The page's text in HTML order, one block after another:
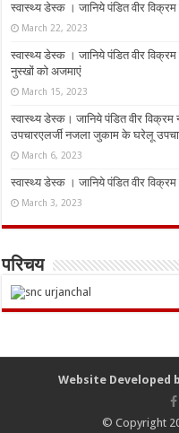
स्वास्थ्य डेस्क । जानिये पंडित वीर
March 22, 2023
स्वास्थ्य डेस्क । जानिये पंडित वीर
नुस्‍खों को अजमाएं
March 15, 2023
स्वास्थ्य डेस्क। जानिये पंडित वीर
उपचारएलर्जी नजला जुकाम के घरेलू
March 6, 2023
स्वास्थ्य डेस्क । जानिये पंडित वीर
March 3, 2023
परिचय
Website Developed
© Copyright